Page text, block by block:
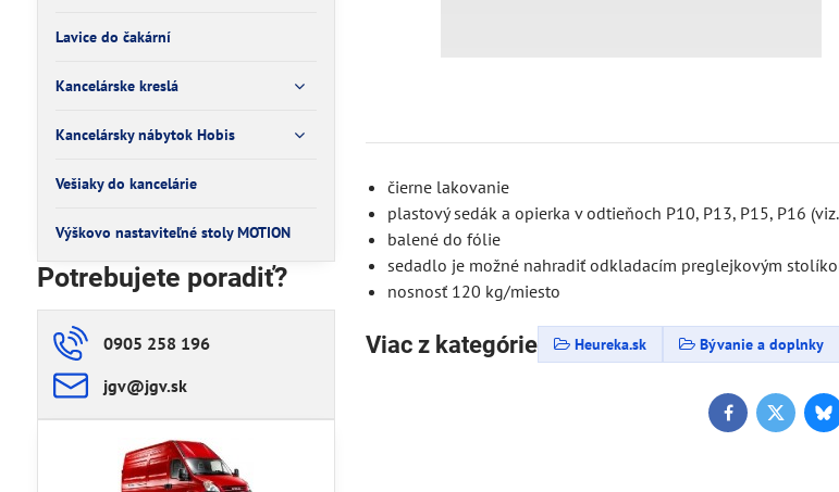
čierne lakovanie
plastový sedák a opierka v odtieňoch P10, P13, P15, P16
balené do fólie
sedadlo je možné nahradiť odkladacím preglejkovým
nosnosť 120 kg/miesto
Viac z kategórie Heureka.sk Bývanie a doplnky
FacebookTwitter
Lavice do čakární
Kancelárske kreslá
Kancelársky nábytok Hobis
Vešiaky do kancelárie
Výškovo nastaviteľné stoly MOTION
Potrebujete poradiť?
0905 258 196
jgv​@jgv​.sk